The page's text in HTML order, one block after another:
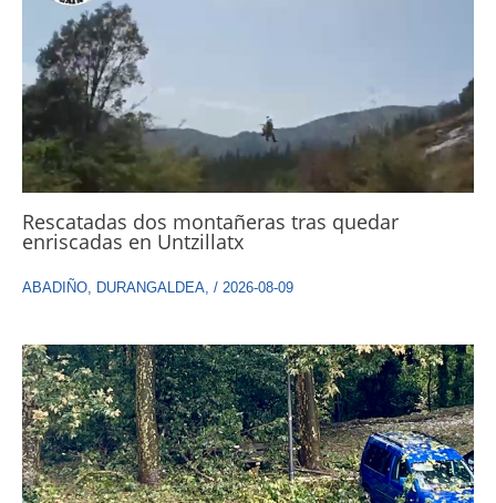
Rescatadas dos montañeras tras quedar
enriscadas en Untzillatx
ABADIÑO, DURANGALDEA, / 2026-08-09